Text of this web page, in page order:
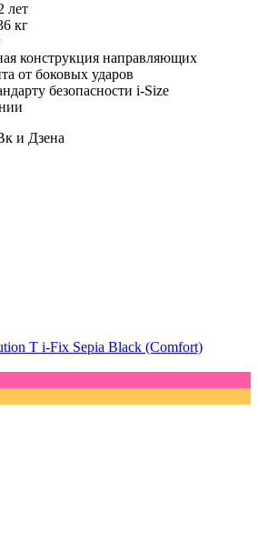
лет
кг
конструкция направляющих
от боковых ударов
безопасности i-Size
и Дзена
T i-Fix Sepia Black (Comfort)